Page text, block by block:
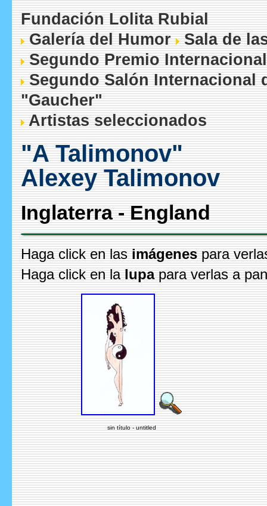
Fundación Lolita Rubial
Galería del Humor
Sala de
Segundo Premio
Segundo Salón Internacional
"Gaucher"
Artistas seleccionados
"A Talimonov"
Alexey Talimonov
Inglaterra - England
Haga click en las imágenes para
Haga click en la lupapara verlas a
sin título - untitled